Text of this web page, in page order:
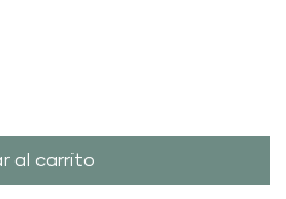
al carrito